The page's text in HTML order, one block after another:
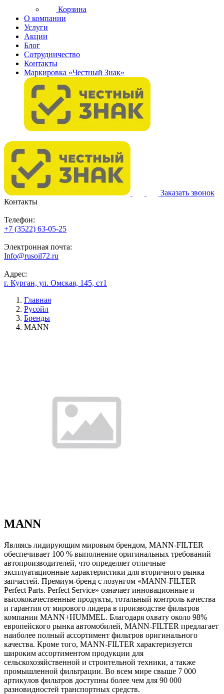
Корзина
О компании
Услуги
Акции
Блог
Сотрудничество
Контакты
Маркировка «Честный Знак»
Заказать звонок
Контакты
Телефон:
+7 (3522) 63-05-25
Электронная почта:
Info@rusoil72.ru
Адрес:
г. Курган, ул. Омская, 145, ст1
Главная
Русойл
Бренды
MANN
MANN
Являясь лидирующим мировым брендом, MANN-FILTER
обеспечивает 100 % выполнение оригинальных требований
автопроизводителей, что определяет отличные
эксплуатационные характеристики для вторичного рынка
запчастей. Премиум-бренд с лозунгом «MANN-FILTER –
Perfect Parts. Perfect Service» означает инновационные и
высококачественные продукты, тотальный контроль качества
и гарантия от мирового лидера в производстве фильтров
компании MANN+HUMMEL. Благодаря охвату около 98%
европейского рынка автомобилей, MANN-FILTER предлагает
наиболее полный ассортимент фильтров оригинального
качества. Кроме того, MANN-FILTER характеризуется
широким ассортиментом продукции для
сельскохозяйственной и строительной техники, а также
промышленной фильтрации. Во всем мире свыше 7 000
артикулов фильтров доступны более чем для 90 000
разновидностей транспортных средств.